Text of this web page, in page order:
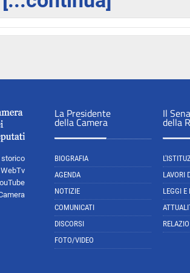
storico
WebTv
La Presidente
della Camera
BIOGRAFIA
AGENDA
NOTIZIE
COMUNICATI
DISCORSI
FOTO/VIDEO
Il
della
LAVORI
LEGGI E